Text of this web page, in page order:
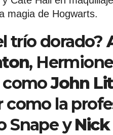
magia de Hogwarts.
trío dorado?
,
comoJohn
como la
Snape y